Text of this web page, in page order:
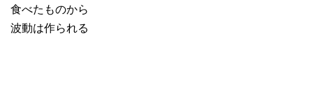
食べたものから
波動は作られる